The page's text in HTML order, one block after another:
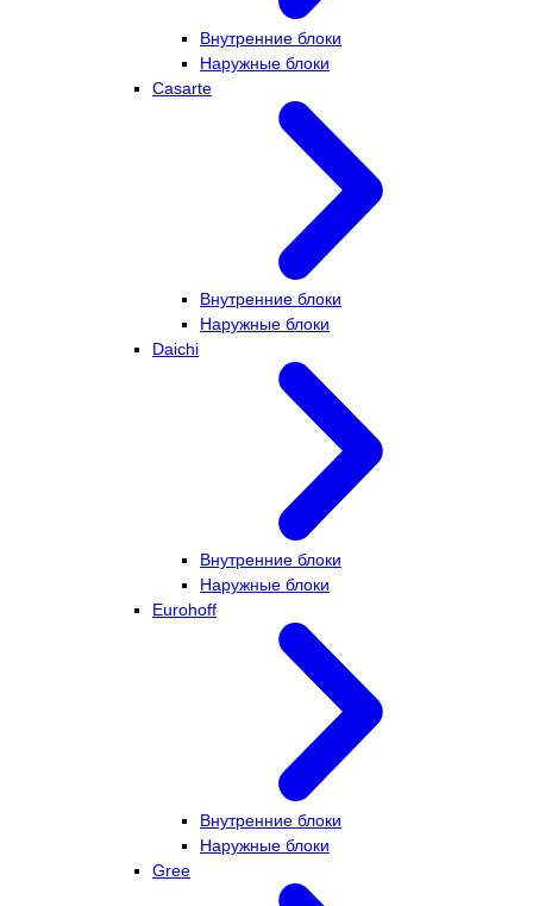
Внутренние блоки
Наружные блоки
Casarte
Внутренние блоки
Наружные блоки
Daichi
Внутренние блоки
Наружные блоки
Eurohoff
Внутренние блоки
Наружные блоки
Gree